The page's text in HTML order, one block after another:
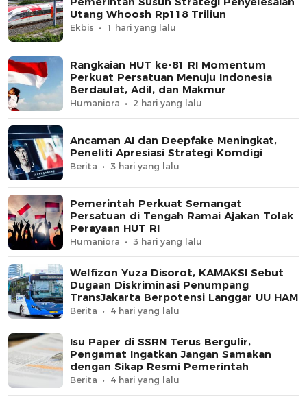
Utang Whoosh Rp118 Triliun
Ekbis 1 hari yang lalu
Rangkaian HUT ke-81 RI Momentum
Perkuat Persatuan Menuju Indonesia
Berdaulat, Adil, dan Makmur
Humaniora 2 hari yang lalu
Ancaman AI dan Deepfake Meningkat,
Peneliti Apresiasi Strategi Komdigi
Berita 3 hari yang lalu
Pemerintah Perkuat Semangat
Persatuan di Tengah Ramai Ajakan Tolak
Perayaan HUT RI
Humaniora 3 hari yang lalu
Welfizon Yuza Disorot, KAMAKSI Sebut
Dugaan Diskriminasi Penumpang
TransJakarta Berpotensi Langgar UU HAM
Berita 4 hari yang lalu
Isu Paper di SSRN Terus Bergulir,
Pengamat Ingatkan Jangan Samakan
dengan Sikap Resmi Pemerintah
Berita 4 hari yang lalu